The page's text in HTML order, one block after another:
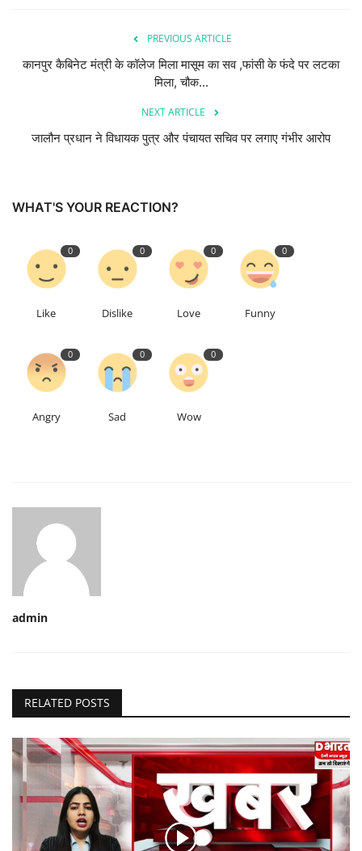
उत्तर प्रदेश
PREVIOUS ARTICLE
कानपुर कैबिनेट मंत्री के कॉलेज मिला मासूम का सव ,फांसी के फंदे पर लटका
मिला, चौक...
NEXT ARTICLE
जालौन प्रधान ने विधायक पुत्र और पंचायत सचिव पर लगाए गंभीर आरोप
WHAT'S YOUR REACTION?
0
Like
0
Dislike
0
Love
0
Funny
0
Angry
0
Sad
0
Wow
admin
RELATED POSTS